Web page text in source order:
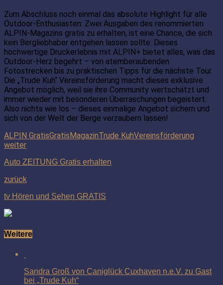
Zum Abschluss noch einmal das absolute Highlight für alle
Outdoor-Enthusiasten: Zwei Ausgaben des renommierten
ALPIN-Magazins gratis zu erhalten, ist eine Chance, die sich
kein Bergliebhaber entgehen lassen sollte. Dieses
hochwertige Druckerlebnis mit ALPIN+ bietet alles, was das
Outdoor-Herz begehrt – von atemberaubenden
Fotostrecken bis zu praktischen Tipps für die nächste Tour.
Die „Trude Kuh“ Vereinsförderung macht dieses exklusive
Angebot möglich, weil sie ihre Community wertschätzt und
immer wieder mit besonderen Überraschungen begeistert.
Also nichts wie los – dieses einmalige Angebot sichern und
sich von der Welt der Berge verzaubern lassen!
ALPIN GratisGratisMagazinTrude KuhVereinsförderung
weiter
Auto ZEITUNG Gratis erhalten
zurück
tv Hören und Sehen GRATIS
Weitere
Sandra Groß von Caniglück Cuxhaven n.e.V. zu Gast
bei „Trude Kuh“